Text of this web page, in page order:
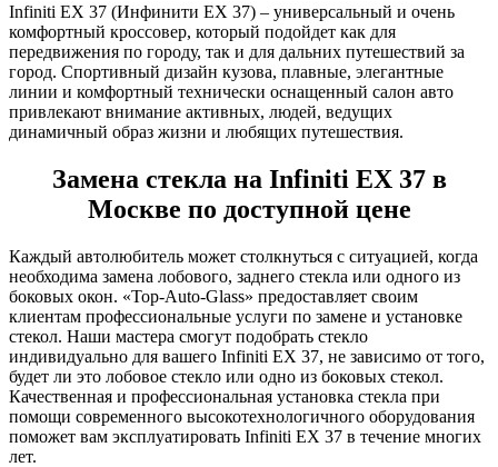
Infiniti EX 37 (Инфинити ЕХ 37) – универсальный и очень
комфортный кроссовер, который подойдет как для
передвижения по городу, так и для дальних путешествий за
город. Спортивный дизайн кузова, плавные, элегантные
линии и комфортный технически оснащенный салон авто
привлекают внимание активных, людей, ведущих
динамичный образ жизни и любящих путешествия.
Замена стекла на Infiniti EX 37 в
Москве по доступной цене
Каждый автолюбитель может столкнуться с ситуацией, когда
необходима замена лобового, заднего стекла или одного из
боковых окон. «Top-Auto-Glass» предоставляет своим
клиентам профессиональные услуги по замене и установке
стекол. Наши мастера смогут подобрать стекло
индивидуально для вашего Infiniti EX 37, не зависимо от того,
будет ли это лобовое стекло или одно из боковых стекол.
Качественная и профессиональная установка стекла при
помощи современного высокотехнологичного оборудования
поможет вам эксплуатировать Infiniti EX 37 в течение многих
лет.